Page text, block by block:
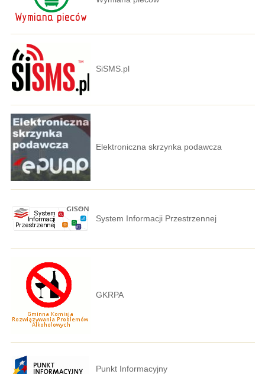
SiSMS.pl
Elektroniczna skrzynka podawcza
System Informacji Przestrzennej
GKRPA
Punkt Informacyjny